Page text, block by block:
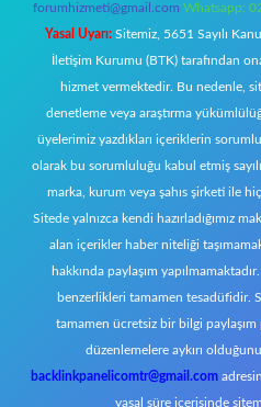
forumhizmeti@gmail.com Whatsapp:
Yasal Uyarı: Sitemiz, 5651 Sayılı
İletişim Kurumu (BTK) tarafından
hizmet vermektedir. Bu nedenle,
denetleme veya araştırma
üyelerimiz yazdıkları içeriklerin
olarak bu sorumluluğu kabul etmiş
marka, kurum veya şahıs şirketi ile
Sitede yalnızca kendi hazırladığımız
alan içerikler haber niteliği
hakkında paylaşım
benzerlikleri tamamen tesadüfidir.
tamamen ücretsiz bir bilgi
düzenlemelere aykırı
backlinkpanelicomtr@gmail.com
yasal süre içerisinde